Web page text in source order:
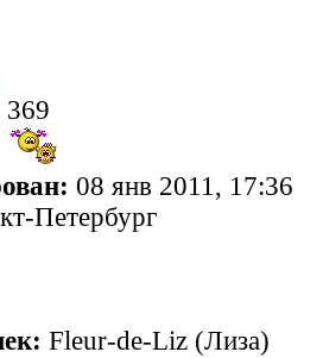
369
08 янв 2011, 17:36
Петербург
Fleur-de-Liz (Лиза)